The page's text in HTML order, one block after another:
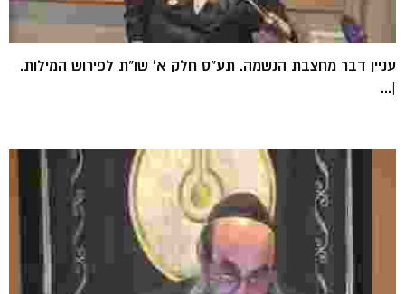
עניין דבר מחצבת הנשמה. תע"ס חלק א' שו"ת לפירוש המילות.
|...